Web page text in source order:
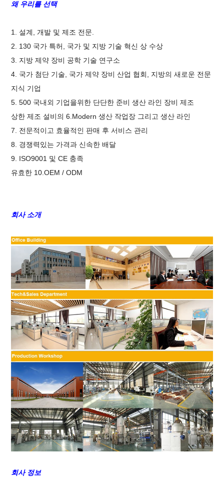
왜 우리를 선택
1. 설계, 개발 및 제조 전문.
2. 130 국가 특허, 국가 및 지방 기술 혁신 상 수상
3. 지방 제약 장비 공학 기술 연구소
4. 국가 첨단 기술, 국가 제약 장비 산업 협회, 지방의 새로운 전문
지식 기업
5. 500 국내외 기업을위한 단단한 준비 생산 라인 장비 제조
상한 제조 설비의 6.Modern 생산 작업장 그리고 생산 라인
7. 전문적이고 효율적인 판매 후 서비스 관리
8. 경쟁력있는 가격과 신속한 배달
9. ISO9001 및 CE 충족
유효한 10.OEM / ODM
회사 소개
회사 정보